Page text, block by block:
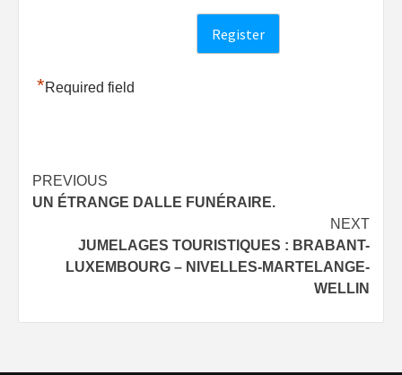
*Required field
Post
navigation
PREVIOUS
UN ÉTRANGE DALLE FUNÉRAIRE.
NEXT
JUMELAGES TOURISTIQUES : BRABANT-
LUXEMBOURG – NIVELLES-MARTELANGE-
WELLIN